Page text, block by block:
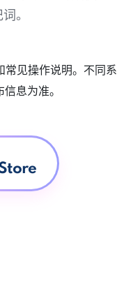
。
见操作说明。不同系
息为准。